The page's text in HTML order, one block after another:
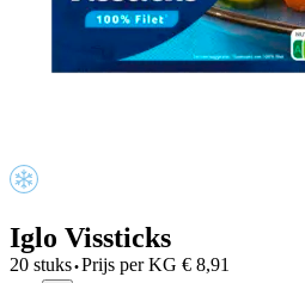
Iglo Vissticks
20 stuks·Prijs per KG € 8,91